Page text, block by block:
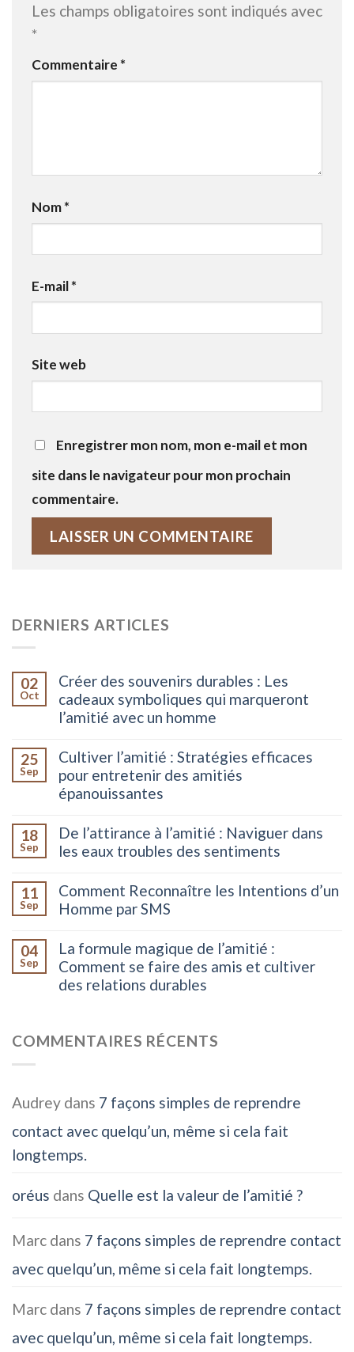
Les champs obligatoires sont indiqués avec
*
Commentaire*
Nom*
E-mail*
Site web
Enregistrer mon nom, mon e-mail et mon
site dans le navigateur pour mon prochain
commentaire.
DERNIERS ARTICLES
02
Oct
Créer des souvenirs durables : Les
cadeaux symboliques qui marqueront
l’amitié avec un homme
25
Sep
Cultiver l’amitié : Stratégies efficaces
pour entretenir des amitiés
épanouissantes
18
Sep
De l’attirance à l’amitié : Naviguer dans
les eaux troubles des sentiments
11
Sep
Comment Reconnaître les Intentions d’un
Homme par SMS
04
Sep
La formule magique de l’amitié :
Comment se faire des amis et cultiver
des relations durables
COMMENTAIRES RÉCENTS
Audrey dans 7 façons simples de reprendre
contact avec quelqu’un, même si cela fait
longtemps.
oréus dans Quelle est la valeur de l’amitié ?
Marc dans 7 façons simples de reprendre contact
avec quelqu’un, même si cela fait longtemps.
Marc dans 7 façons simples de reprendre contact
avec quelqu’un, même si cela fait longtemps.